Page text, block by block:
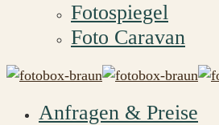
Fotospiegel
Foto Caravan
Anfragen & Preise